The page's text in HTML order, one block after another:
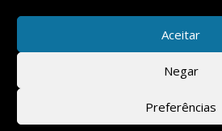
Aceitar
Negar
Preferências